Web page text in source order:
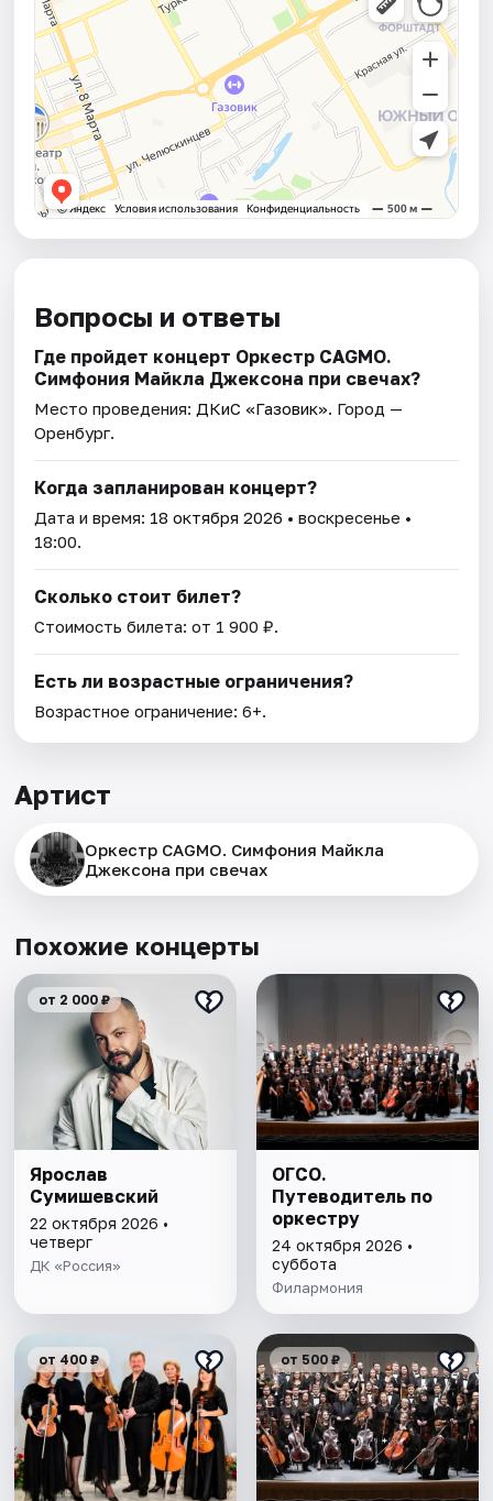
Вопросы и ответы
Где пройдет концерт Оркестр CAGMO.
Симфония Майкла Джексона при свечах?
Место проведения: ДКиС «Газовик». Город —
Оренбург.
Когда запланирован концерт?
Дата и время: 18 октября 2026 • воскресенье •
18:00.
Сколько стоит билет?
Стоимость билета: от 1 900 ₽.
Есть ли возрастные ограничения?
Возрастное ограничение: 6+.
Артист
Оркестр CAGMO. Симфония Майкла
Джексона при свечах
Похожие концерты
от 2 000 ₽
Ярослав
Сумишевский
22 октября 2026 •
четверг
ДК «Россия»
ОГСО.
Путеводитель по
оркестру
24 октября 2026 •
суббота
Филармония
от 400 ₽ от 500 ₽